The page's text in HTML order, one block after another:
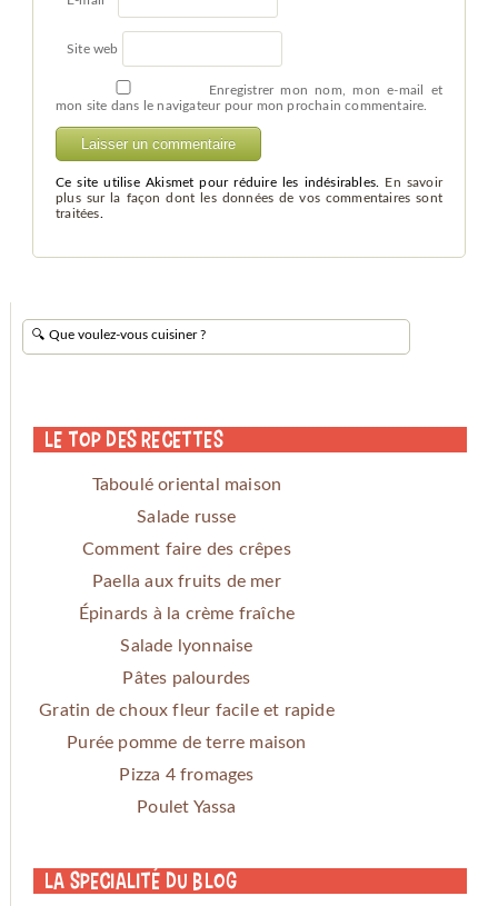
Site web
Enregistrer mon nom, mon e-mail et
mon site dans le navigateur pour mon prochain commentaire.
Ce site utilise Akismet pour réduire les indésirables. En savoir
plus sur la façon dont les données de vos commentaires sont
traitées.
Le Top des Recettes
Taboulé oriental maison
Salade russe
Comment faire des crêpes
Paella aux fruits de mer
Épinards à la crème fraîche
Salade lyonnaise
Pâtes palourdes
Gratin de choux fleur facile et rapide
Purée pomme de terre maison
Pizza 4 fromages
Poulet Yassa
La specialité du blog